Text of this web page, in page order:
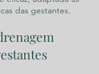
das gestantes.